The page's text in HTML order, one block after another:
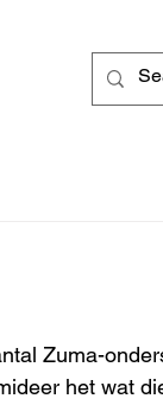
Zuma-
het wat